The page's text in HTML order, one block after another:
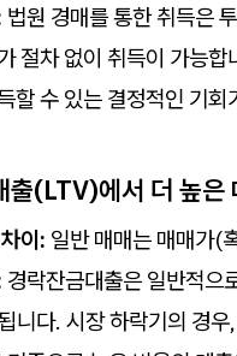
법원 경매를 통한 취득은
절차 없이 취득이 가능
할 수 있는 결정적인 기회
(LTV)에서 더 높은
이: 일반 매매는 매매가(
경락잔금대출은 일반적으
니다. 시장 하락기의 경